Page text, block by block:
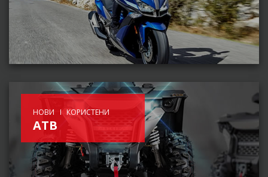
НОВИ КОРИСТЕНИ
АТВ